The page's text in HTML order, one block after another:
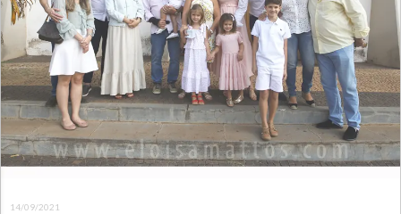
14/09/2021